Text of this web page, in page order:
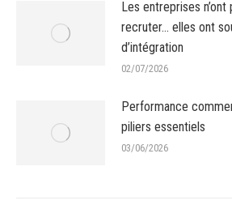
Les entreprises
recruter… elles ont
d’intégration
02/07/2026
Performance
piliers essentiels
03/06/2026